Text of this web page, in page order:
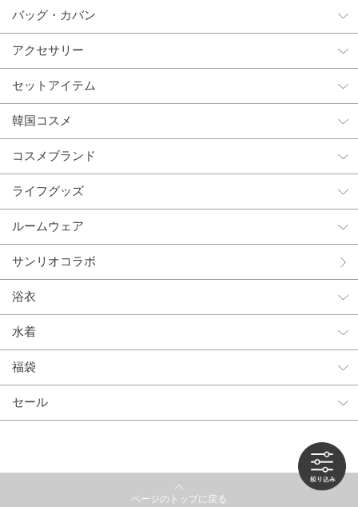
バッグ・カバン
アクセサリー
セットアイテム
韓国コスメ
コスメブランド
ライフグッズ
ルームウェア
サンリオコラボ
浴衣
水着
福袋
セール
ページのトップに戻る